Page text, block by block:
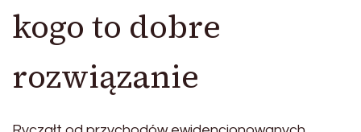
kogo to dobre
rozwiązanie